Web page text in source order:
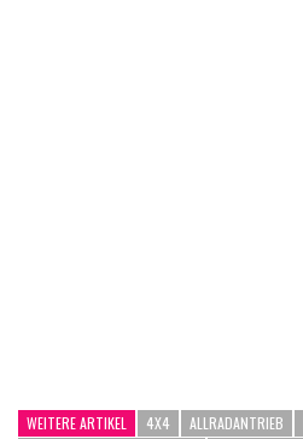
WEITERE ARTIKEL 4X4 ALLRADANTRIEB